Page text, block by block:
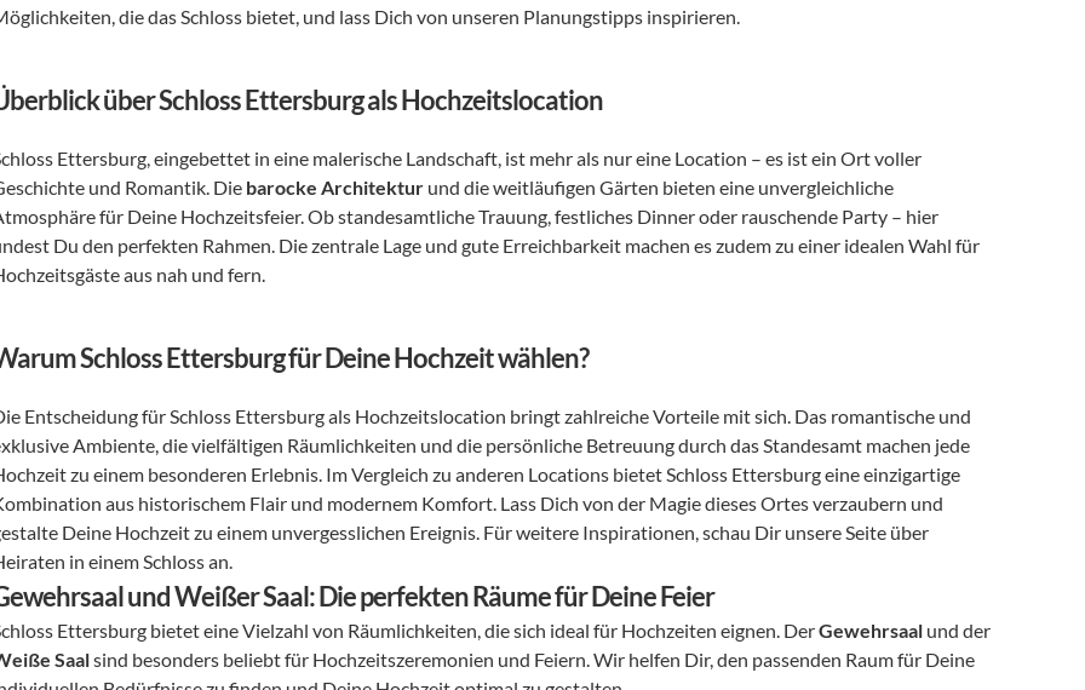
die das Schloss bietet, und lass Dich von unseren Planungstipps inspirieren.
über Schloss Ettersburg als Hochzeitslocation
Ettersburg, eingebettet in eine malerische Landschaft, ist mehr als nur eine Location – es ist ein Ort voller
und Romantik. Die barocke Architektur und die weitläufigen Gärten bieten eine unvergleichliche
für Deine Hochzeitsfeier. Ob standesamtliche Trauung, festliches Dinner oder rauschende Party – hier
Du den perfekten Rahmen. Die zentrale Lage und gute Erreichbarkeit machen es zudem zu einer idealen Wahl für
aus nah und fern.
Schloss Ettersburg für Deine Hochzeit wählen?
Entscheidung für Schloss Ettersburg als Hochzeitslocation bringt zahlreiche Vorteile mit sich. Das romantische und
Ambiente, die vielfältigen Räumlichkeiten und die persönliche Betreuung durch das Standesamt machen jede
zu einem besonderen Erlebnis. Im Vergleich zu anderen Locations bietet Schloss Ettersburg eine einzigartige
aus historischem Flair und modernem Komfort. Lass Dich von der Magie dieses Ortes verzaubern und
Deine Hochzeit zu einem unvergesslichen Ereignis. Für weitere Inspirationen, schau Dir unsere Seite über
in einem Schloss an.
und Weißer Saal: Die perfekten Räume für Deine Feier
Ettersburg bietet eine Vielzahl von Räumlichkeiten, die sich ideal für Hochzeiten eignen. Der Gewehrsaal
Saal sind besonders beliebt für Hochzeitszeremonien und Feiern. Wir helfen Dir, den passenden Raum für Deine